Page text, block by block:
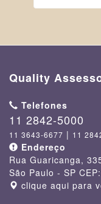
Quality
Telefones
11 2842-5000
11 3643-6677 | 11
Endereço
Rua Guaricanga,
São Paulo - SP CEP:
clique aqui para